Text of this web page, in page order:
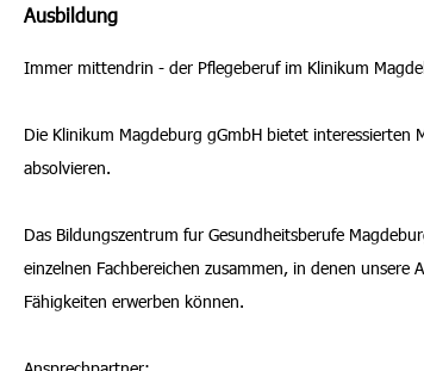
Ausbildung
Immer mittendrin - der Pflegeberuf im Klinikum
Die Klinikum Magdeburg gGmbH bietet interessierten
absolvieren.
Das Bildungszentrum fur Gesundheitsberufe
einzelnen Fachbereichen zusammen, in denen
Fähigkeiten erwerben können.